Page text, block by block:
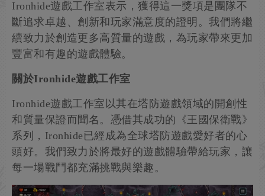
Ironhide遊戲工作室表示，獲得這一獎項是團隊不
斷追求卓越、創新和玩家滿意度的證明。我們將繼
續致力於創造更多高質量的遊戲，為玩家帶來更加
豐富和有趣的遊戲體驗。
關於Ironhide遊戲工作室
Ironhide遊戲工作室以其在塔防遊戲領域的開創性
和質量保證而聞名。憑借其成功的《王國保衛戰》
系列，Ironhide已經成為全球塔防遊戲愛好者的心
頭好。我們致力於將最好的遊戲體驗帶給玩家，讓
每一場戰鬥都充滿挑戰與樂趣。